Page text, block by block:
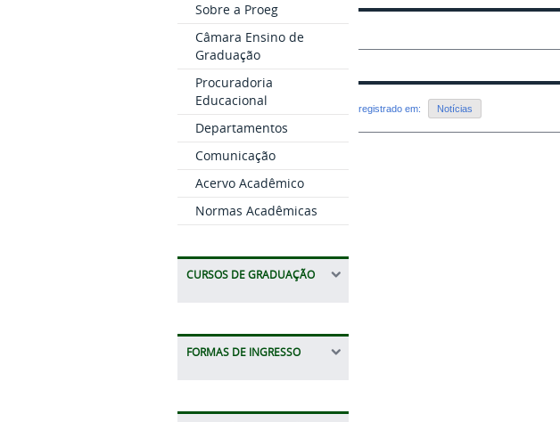
Sobre a Proeg
Câmara Ensino de
Graduação
Procuradoria
Educacional
Departamentos
Comunicação
Acervo Acadêmico
Normas Acadêmicas
CURSOS DE GRADUAÇÃO
FORMAS DE INGRESSO
registrado em: Notícias